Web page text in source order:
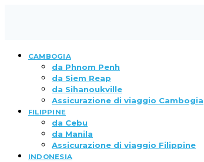
CAMBOGIA
da Phnom Penh
da Siem Reap
da Sihanoukville
Assicurazione di viaggio Cambogia
FILIPPINE
da Cebu
da Manila
Assicurazione di viaggio Filippine
INDONESIA